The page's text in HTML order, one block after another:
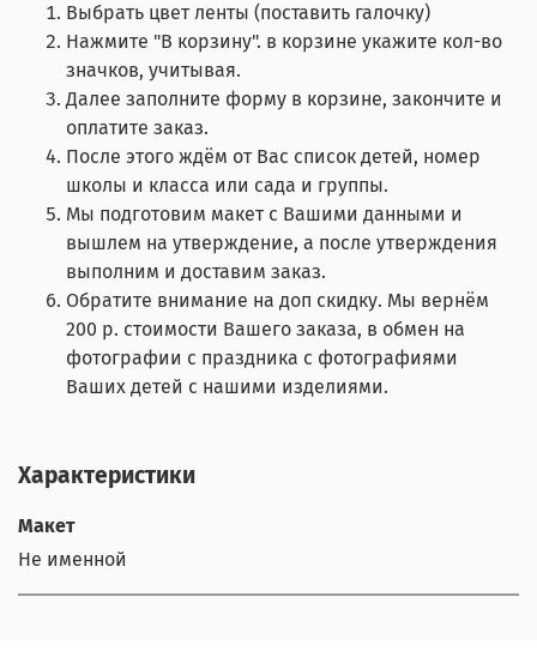
Выбрать цвет ленты (поставить галочку)
Нажмите "В корзину". в корзине укажите кол-во
значков, учитывая.
Далее заполните форму в корзине, закончите и
оплатите заказ.
После этого ждём от Вас список детей, номер
школы и класса или сада и группы.
Мы подготовим макет с Вашими данными и
вышлем на утверждение, а после утверждения
выполним и доставим заказ.
Обратите внимание на доп скидку. Мы вернём
200 р. стоимости Вашего заказа, в обмен на
фотографии с праздника с фотографиями
Ваших детей с нашими изделиями.
Характеристики
Макет
Не именной